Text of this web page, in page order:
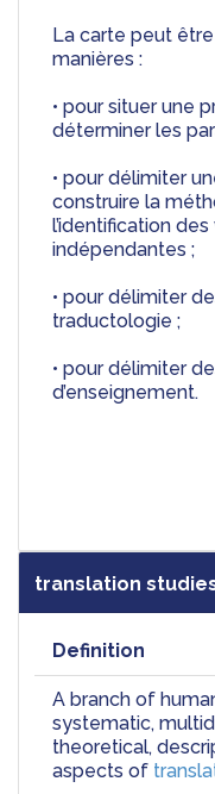
La carte peut
manières :
• pour situer une
déterminer les
• pour délimiter
construire la
l’identification
indépendantes ;
• pour délimiter
traductologie ;
• pour délimiter
d’enseignement.
translation
Definition
A branch of
systematic,
theoretical,
aspects of